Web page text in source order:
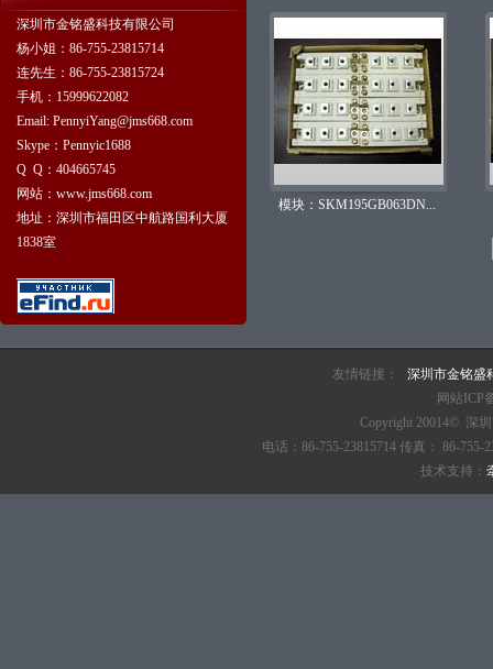
深圳市金铭盛科技有限公司
杨小姐：86-755-23815714
连先生：86-755-23815724
手机：15999622082
Email: PennyiYang@jms668.com
Skype：Pennyic1688
Q Q：404665745
网站：www.jms668.com
地址：深圳市福田区中航路国利大厦
1838室
模块：SKM195GB063DN...
友情链接：
深圳市金铭盛
网站ICP
Copyright 20014© 深
电话：86-755-23815714 传真： 86-
技术支持：